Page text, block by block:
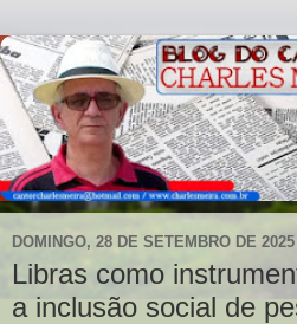
DOMINGO, 28 DE SETEMBRO DE 2025
Libras como
a inclusão social de